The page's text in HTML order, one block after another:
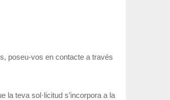
poseu-vos en contacte a través
la teva sol·licitud s’incorpora a la